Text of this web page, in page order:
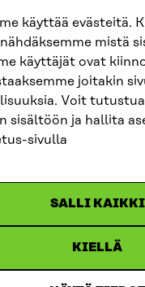
käyttää evästeitä.
mistä
käyttäjät ovat
joitakin
Voit
sisältöön ja hallita
sivulla
SALLI KAIKKI
KIELLÄ
MEDIASSA